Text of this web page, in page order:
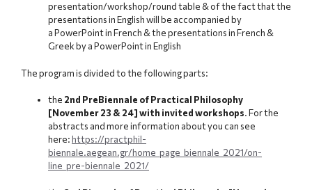
presentation/workshop/round table & of the fact that the
presentations in English will be accompanied by
a PowerPoint in French & the presentations in French &
Greek by a PowerPoint in English
The program is divided to the following parts:
the 2nd PreBiennale of Practical Philosophy
[November 23 & 24] with invited workshops. For the
abstracts and more information about you can see
here: https://practphil-
biennale.aegean.gr/home_page_biennale_2021/on-
line_pre-biennale_2021/